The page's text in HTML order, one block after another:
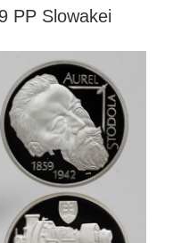
PP Slowakei